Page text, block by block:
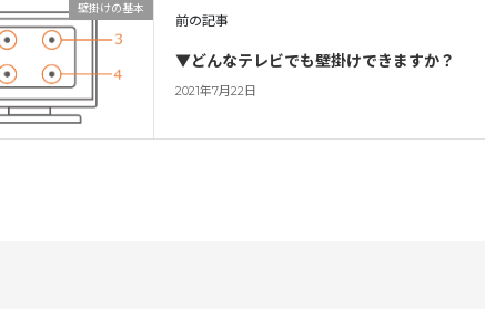
壁掛けの基本
前の記事
▼どんなテレビでも壁掛けできますか？
2021年7月22日